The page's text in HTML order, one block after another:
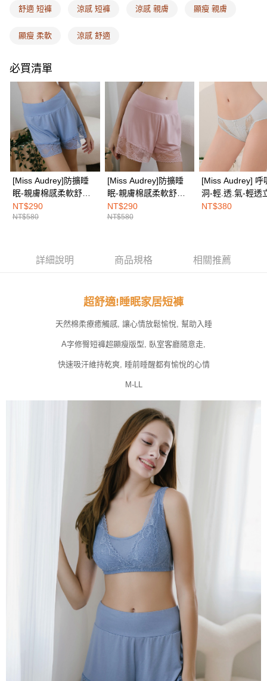
ATM／網路銀行／等多元方式進行付款，方視為交易完成。
購買商品的店家。未經商家同意取消之訂單仍視為有效，需透過AFTEE先享
是否繳費成功／繳費後需取消欲退款等相關疑問，請聯繫「AFTEE先享後付
【注意事項】
１．透過由恩沛科技股份有限公司提供之「AFTEE先享後付」服務完成之交
易，需依本服務之必要範圍內提供個人資料，並將交易相關給付款項請求債
權轉讓予恩沛科技股份有限公司。
２．關於個人資料處理事宜，請瀏覽以下網址：
https://aftee.tw/terms/#terms3
３．未成年的使用者請事先徵得法定代理人或監護人之同意方可使用
「AFTEE先享後付」，若未經同意申辦者引起之損失，本公司不負相關責
任。
４．使用「AFTEE先享後付」時，將依據個別帳號之用戶狀況，依本公司即
時審查核予不同之上限額度；若仍有額度不足之情形，本公司將視審查結果
請求用戶進行身份認證。
每筆NT$100，滿NT$1,500(含以上)免運費
每筆NT$100，滿NT$1,500(含以上)免運費
宅配
每筆NT$100，滿NT$1,500(含以上)免運費
EASY SHOP門市速取
免運費
海外配送 查看運費
舒適 短褲 涼感 短褲 涼感 親膚 顯瘦 親膚
顯瘦 柔軟 涼感 舒適
必買清單
[Miss Audrey]防擴睡
眠-親膚棉感柔軟舒適
短褲-好夢藍
NT$290
NT$580
[Miss Audrey]防擴睡
眠-親膚棉感柔軟舒適
短褲-舒眠粉
NT$290
NT$580
[Miss Audrey] 呼
洞-輕.透.氣-輕透
花束蕾絲低腰三
NT$380
詳細說明 商品規格 相關推薦
超舒適!睡眠家居短褲
天然棉柔療癒觸感, 讓心情放鬆愉悅, 幫助入睡
A字修臀短褲超顯瘦版型, 臥室客廳隨意走,
快速吸汗維持乾爽, 睡前睡醒都有愉悅的心情
M-LL